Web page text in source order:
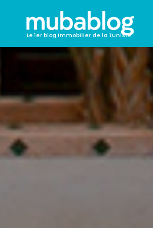
Le 1er blog immobilier de la Tunisie